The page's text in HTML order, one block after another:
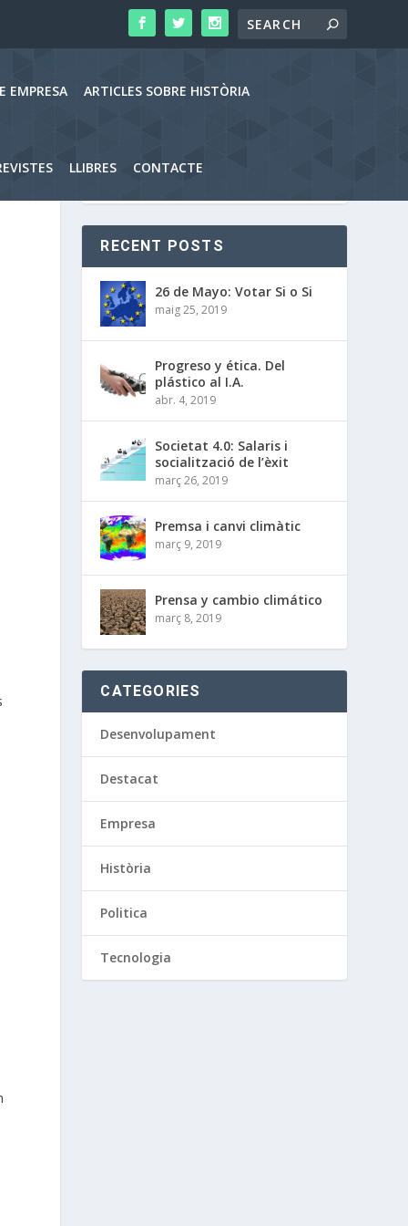
EMPRESA ARTICLES SOBRE HISTÒRIA
LLIBRES CONTACTE
RECENT POSTS
26 de Mayo: Votar Si o Si
maig 25, 2019
Progreso y ética. Del
plástico al I.A.
abr. 4, 2019
Societat 4.0: Salaris i
socialització de l’èxit
març 26, 2019
Premsa i canvi climàtic
març 9, 2019
Prensa y cambio climático
març 8, 2019
CATEGORIES
Desenvolupament
Destacat
Empresa
Història
Politica
Tecnologia